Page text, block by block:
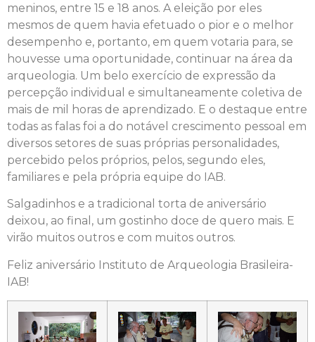
meninos, entre 15 e 18 anos. A eleição por eles
mesmos de quem havia efetuado o pior e o melhor
desempenho e, portanto, em quem votaria para, se
houvesse uma oportunidade, continuar na área da
arqueologia. Um belo exercício de expressão da
percepção individual e simultaneamente coletiva de
mais de mil horas de aprendizado. E o destaque entre
todas as falas foi a do notável crescimento pessoal em
diversos setores de suas próprias personalidades,
percebido pelos próprios, pelos, segundo eles,
familiares e pela própria equipe do IAB.
Salgadinhos e a tradicional torta de aniversário
deixou, ao final, um gostinho doce de quero mais. E
virão muitos outros e com muitos outros.
Feliz aniversário Instituto de Arqueologia Brasileira-
IAB!